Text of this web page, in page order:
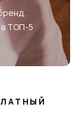
в ТОП-5